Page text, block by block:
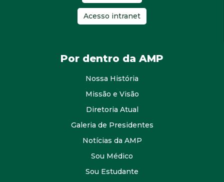
Acesso intranet
Por dentro da AMP
Nossa História
Missão e Visão
Diretoria Atual
Galeria de Presidentes
Notícias da AMP
Sou Médico
Sou Estudante